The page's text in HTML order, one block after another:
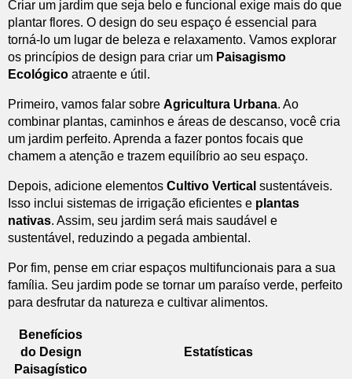
Criar um jardim que seja belo e funcional exige mais do que
plantar flores. O design do seu espaço é essencial para
torná-lo um lugar de beleza e relaxamento. Vamos explorar
os princípios de design para criar um Paisagismo
Ecológico atraente e útil.
Primeiro, vamos falar sobre Agricultura Urbana. Ao
combinar plantas, caminhos e áreas de descanso, você cria
um jardim perfeito. Aprenda a fazer pontos focais que
chamem a atenção e trazem equilíbrio ao seu espaço.
Depois, adicione elementos Cultivo Vertical sustentáveis.
Isso inclui sistemas de irrigação eficientes e plantas
nativas. Assim, seu jardim será mais saudável e
sustentável, reduzindo a pegada ambiental.
Por fim, pense em criar espaços multifuncionais para a sua
família. Seu jardim pode se tornar um paraíso verde, perfeito
para desfrutar da natureza e cultivar alimentos.
Benefícios
do Design
Paisagístico
Estatísticas